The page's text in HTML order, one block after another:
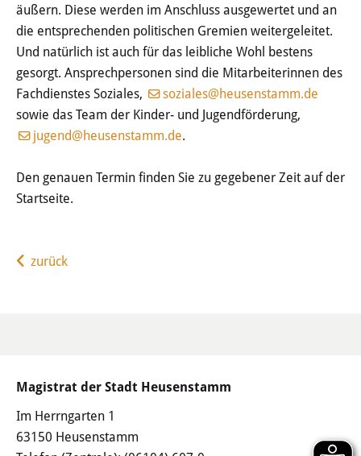
äußern. Diese werden im Anschluss ausgewertet und an
die entsprechenden politischen Gremien weitergeleitet.
Und natürlich ist auch für das leibliche Wohl bestens
gesorgt. Ansprechpersonen sind die Mitarbeiterinnen des
Fachdienstes Soziales,
soziales@heusenstamm.de
sowie das Team der Kinder- und Jugendförderung,
jugend@heusenstamm.de.
Den genauen Termin finden Sie zu gegebener Zeit auf der
Startseite.
zurück
Magistrat der Stadt Heusenstamm
Im Herrngarten 1
63150 Heusenstamm
Schulkindbetreuung Lindenschule
Jugend
Jugendzentrum
Mobile Jugendarbeit
WEBKITA
Wissenswertes
Satzungen